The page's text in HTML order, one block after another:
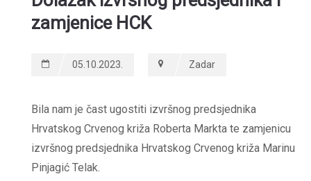
zamjenice HCK
05.10.2023. Zadar
Bila nam je čast ugostiti izvršnog predsjednika
Hrvatskog Crvenog križa Roberta Markta te zamjenicu
izvršnog predsjednika Hrvatskog Crvenog križa Marinu
Pinjagić Telak.